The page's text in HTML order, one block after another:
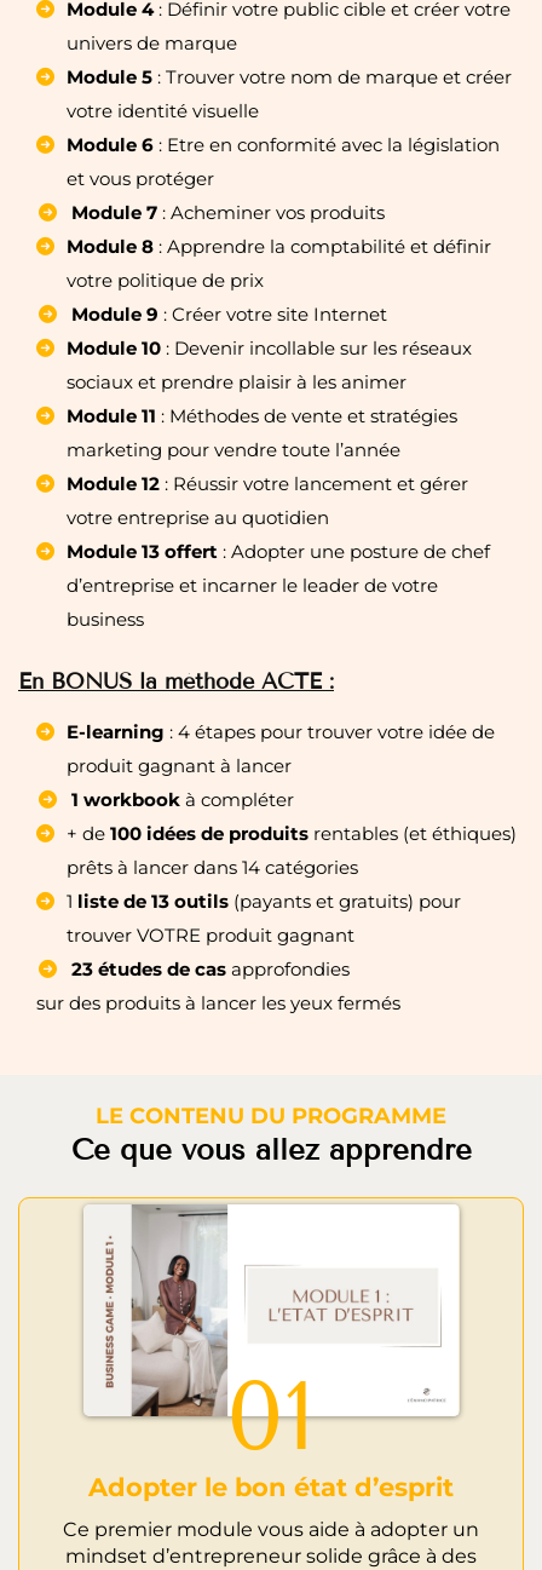
Module 4 : Définir votre public cible et créer votre
univers de marque
Module 5 : Trouver votre nom de marque et créer
votre identité visuelle
Module 6 : Etre en conformité avec la législation
et vous protéger
Module 7: Acheminer vos produits
Module 8 : Apprendre la comptabilité et définir
votre politique de prix
Module 9 : Créer votre site Internet
Module 10 : Devenir incollable sur les réseaux
sociaux et prendre plaisir à les animer
Module 11 : Méthodes de vente et stratégies
marketing pour vendre toute l’année
Module 12 : Réussir votre lancement et gérer
votre entreprise au quotidien
Module 13 offert : Adopter une posture de chef
d’entreprise et incarner le leader de votre
business
En BONUS la méthode ACTE :
E-learning : 4 étapes pour trouver votre idée de
produit gagnant à lancer
1 workbookà compléter
+ de 100 idées de produits rentables (et éthiques)
prêts à lancer dans 14 catégories
1 liste de 13 outils (payants et gratuits) pour
trouver VOTRE produit gagnant
23 études de casapprofondies
sur des produits à lancer les yeux fermés
LE CONTENU DU PROGRAMME
Ce que vous allez apprendre
01
Adopter le bon état d’esprit
Ce premier module vous aide à adopter un
mindset d’entrepreneur solide grâce à des